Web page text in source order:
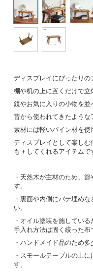
ディスプレイにぴったりの
棚や机の上に置くだけで立
鏡やお気に入りの小物を並
昔から使われてきたような
素材には軽いパイン材を使
ディスプレイとして楽し
も＋してくれるアイテムで
・天然木が主材のため、
す。
・裏面や内側にパテ埋め
い。
・オイル塗装を施してい
手入れ方法は固く絞った布
・ハンドメイド品のため
・スモールテーブルの上
す。